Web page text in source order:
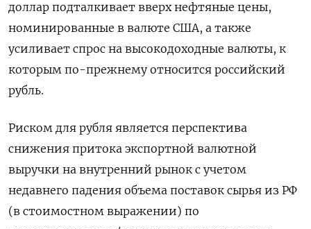
доллар подталкивает вверх нефтяные цены,
номинированные в валюте США, а также
усиливает спрос на высокодоходные валюты, к
которым по-прежнему относится российский
⁠рубль.
Риском для рубля является перспектива
снижения притока экспортной валютной
выручки на внутренний рынок с учетом
недавнего падения объема поставок сырья из РФ
(в стоимостном выражении) по